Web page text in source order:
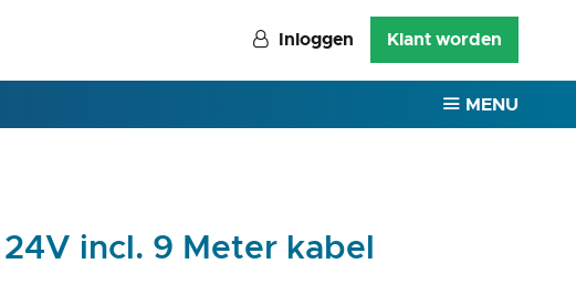
Inloggen Klant worden
MENU
incl. 9 Meter kabel